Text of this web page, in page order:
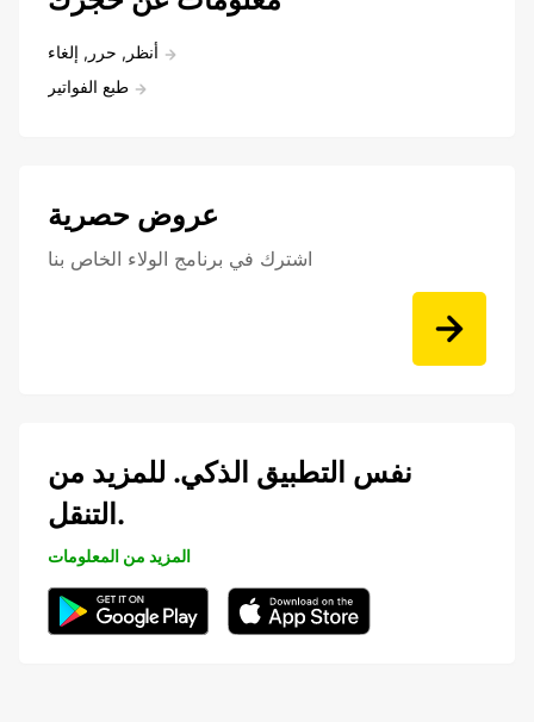
أنظر, حرر, إلغاء
طبع الفواتير
عروض حصرية
اشترك في برنامج الولاء الخاص بنا
نفس التطبيق الذكي. للمزيد من
التنقل.
المزيد من المعلومات